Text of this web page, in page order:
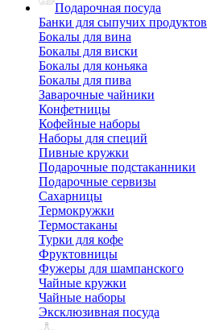
Подарочная посуда
Банки для сыпучих продуктов
Бокалы для вина
Бокалы для виски
Бокалы для коньяка
Бокалы для пива
Заварочные чайники
Конфетницы
Кофейные наборы
Наборы для специй
Пивные кружки
Подарочные подстаканники
Подарочные сервизы
Сахарницы
Термокружки
Термостаканы
Турки для кофе
Фруктовницы
Фужеры для шампанского
Чайные кружки
Чайные наборы
Эксклюзивная посуда